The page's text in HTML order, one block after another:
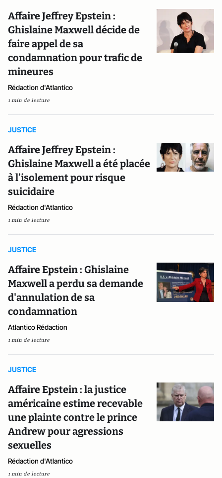
Affaire Jeffrey Epstein :
Ghislaine Maxwell décide de
faire appel de sa
condamnation pour trafic de
mineures
Rédaction d'Atlantico
1 min de lecture
JUSTICE
Affaire Jeffrey Epstein :
Ghislaine Maxwell a été placée
à l’isolement pour risque
suicidaire
Rédaction d'Atlantico
1 min de lecture
JUSTICE
Affaire Epstein : Ghislaine
Maxwell a perdu sa demande
d'annulation de sa
condamnation
Atlantico Rédaction
1 min de lecture
JUSTICE
Affaire Epstein : la justice
américaine estime recevable
une plainte contre le prince
Andrew pour agressions
sexuelles
Rédaction d'Atlantico
1 min de lecture